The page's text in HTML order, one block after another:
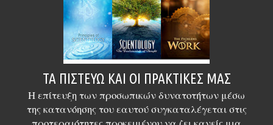
ΤΑ ΠΙΣΤΕΎΩ ΚΑΙ ΟΙ ΠΡΑΚΤΙΚΈΣ ΜΑΣ
Η επίτευξη των προσωπικών δυνατοτήτων μέσω
της κατανόησης του εαυτού συγκαταλέγεται στις